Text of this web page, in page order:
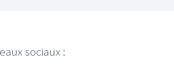
sociaux :